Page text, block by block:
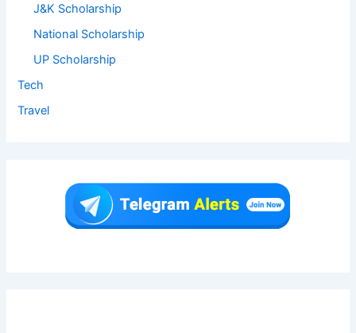
J&K Scholarship
National Scholarship
UP Scholarship
Tech
Travel